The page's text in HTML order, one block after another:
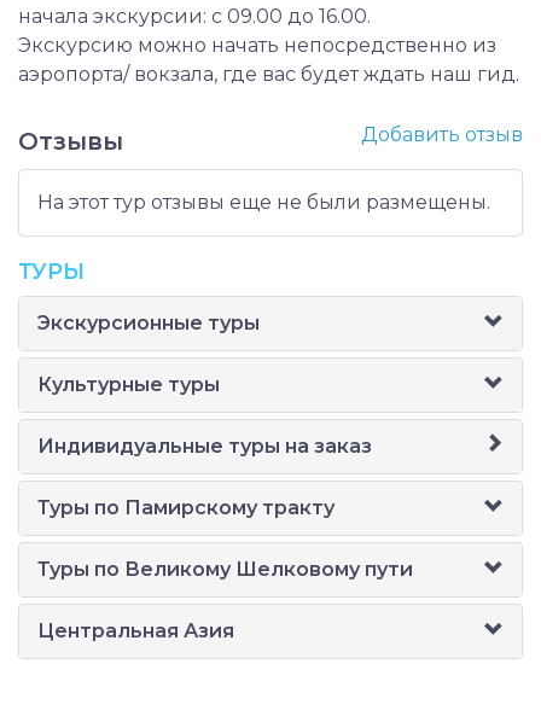
начала экскурсии: с 09.00 до 16.00.
Экскурсию можно начать непосредственно из
аэропорта/ вокзала, где вас будет ждать наш гид.
Отзывы Добавить отзыв
На этот тур отзывы еще не были размещены.
ТУРЫ
Экскурсионные туры
Культурные туры
Индивидуальные туры на заказ
Туры по Памирскому тракту
Туры по Великому Шелковому пути
Центральная Азия